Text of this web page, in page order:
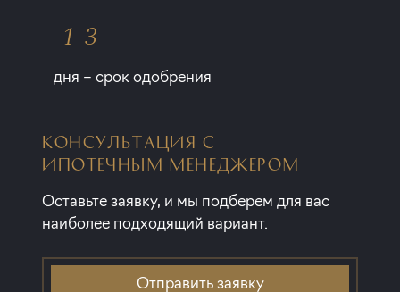
1-3
дня – срок одобрения
КОНСУЛЬТАЦИЯ С
ИПОТЕЧНЫМ МЕНЕДЖЕРОМ
Оставьте заявку, и мы подберем для вас
наиболее подходящий вариант.
Отправить заявку